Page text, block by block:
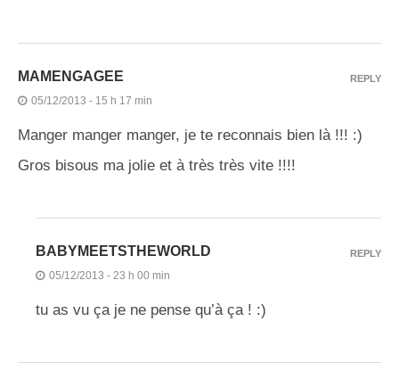
MAMENGAGEE
05/12/2013 - 15 h 17 min
Manger manger manger, je te reconnais bien là !!! :)
Gros bisous ma jolie et à très très vite !!!!
REPLY
BABYMEETSTHEWORLD
05/12/2013 - 23 h 00 min
tu as vu ça je ne pense qu’à ça ! :)
REPLY